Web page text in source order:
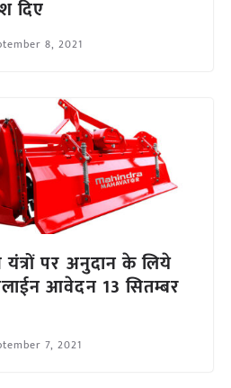
दिए
8, 2021
यंत्रों पर अनुदान के लिये
आवेदन 13 सितम्बर
7, 2021